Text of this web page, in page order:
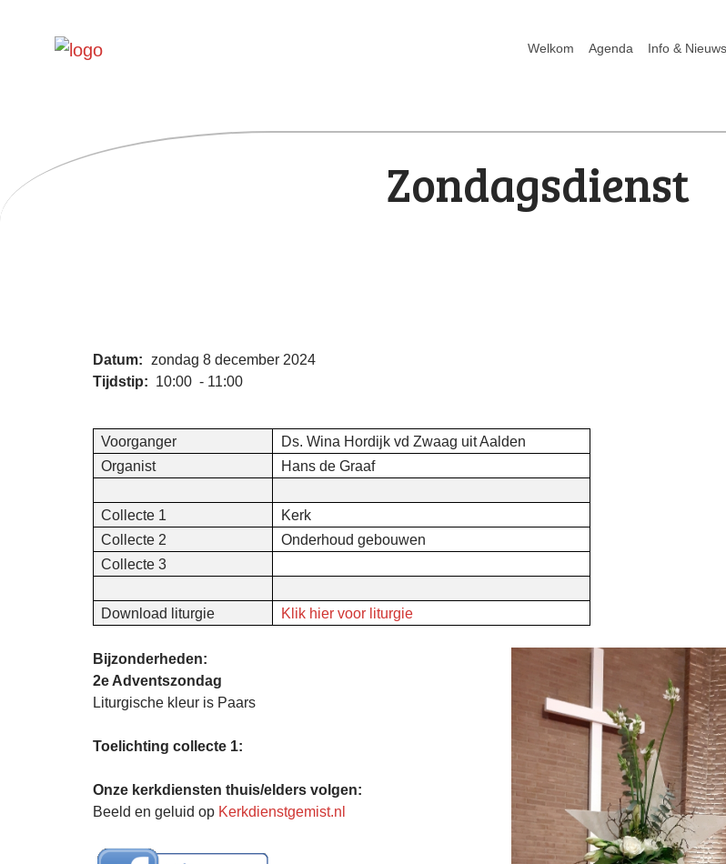
Welkom Agenda Info & Nieuws
Zondagsdienst
Datum: zondag 8 december 2024
Tijdstip: 10:00 - 11:00
Voorganger
Ds. Wina Hordijk vd Zwaag uit Aalden
Organist
Hans de Graaf
Collecte 1
Kerk
Collecte 2
Onderhoud gebouwen
Collecte 3
Download liturgie Klik hier voor liturgie
Bijzonderheden:
2e Adventszondag
Liturgische kleur is Paars
Toelichting collecte 1:
Onze kerkdiensten thuis/elders volgen:
Beeld en geluid op Kerkdienstgemist.nl